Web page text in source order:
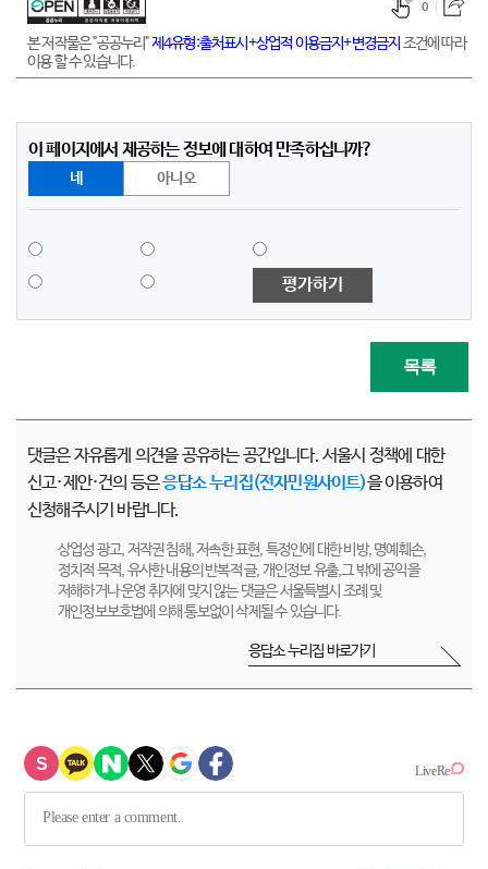
본 저작물은 "공공누리"제4유형:출처표시+상업적 이용금지+변경금지 조건에 따라
이용 할 수 있습니다.
0
이 페이지에서 제공하는 정보에 대하여 만족하십니까?
네 아니오
평가하기
목록
댓글은 자유롭게 의견을 공유하는 공간입니다. 서울시 정책에 대한
신고·제안·건의 등은응답소 누리집(전자민원사이트)을 이용하여
신청해주시기 바랍니다.
상업성 광고, 저작권 침해, 저속한 표현, 특정인에 대한 비방, 명예훼손,
정치적 목적, 유사한 내용의 반복적 글, 개인정보 유출,그 밖에 공익을
저해하거나 운영 취지에 맞지 않는 댓글은 서울특별시 조례 및
개인정보보호법에 의해 통보없이 삭제될 수 있습니다.
응답소 누리집 바로가기